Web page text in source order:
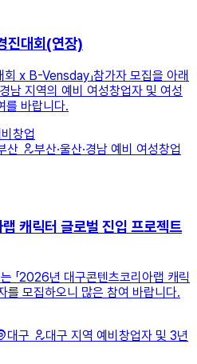
대회(연장)
x B-Vensday」참가자 모집을 아래
남 지역의 예비 여성창업자 및 여성
를 바랍니다.
창업
산
부산·울산·경남 예비 여성창업
캐릭터 글로벌 진입 프로젝트
「2026년 대구콘텐츠코리아랩 캐릭
를 모집하오니 많은 참여 바랍니다.
대구
대구 지역 예비창업자 및 3년